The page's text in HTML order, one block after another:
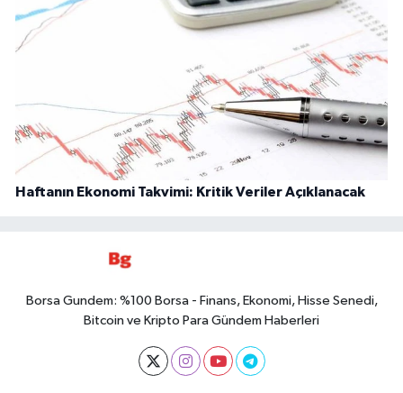
Haftanın Ekonomi Takvimi: Kritik Veriler Açıklanacak
Borsa Gundem: %100 Borsa - Finans, Ekonomi, Hisse Senedi,
Bitcoin ve Kripto Para Gündem Haberleri